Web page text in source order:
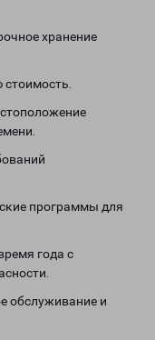
хранение
программы для
года с
обслуживание и